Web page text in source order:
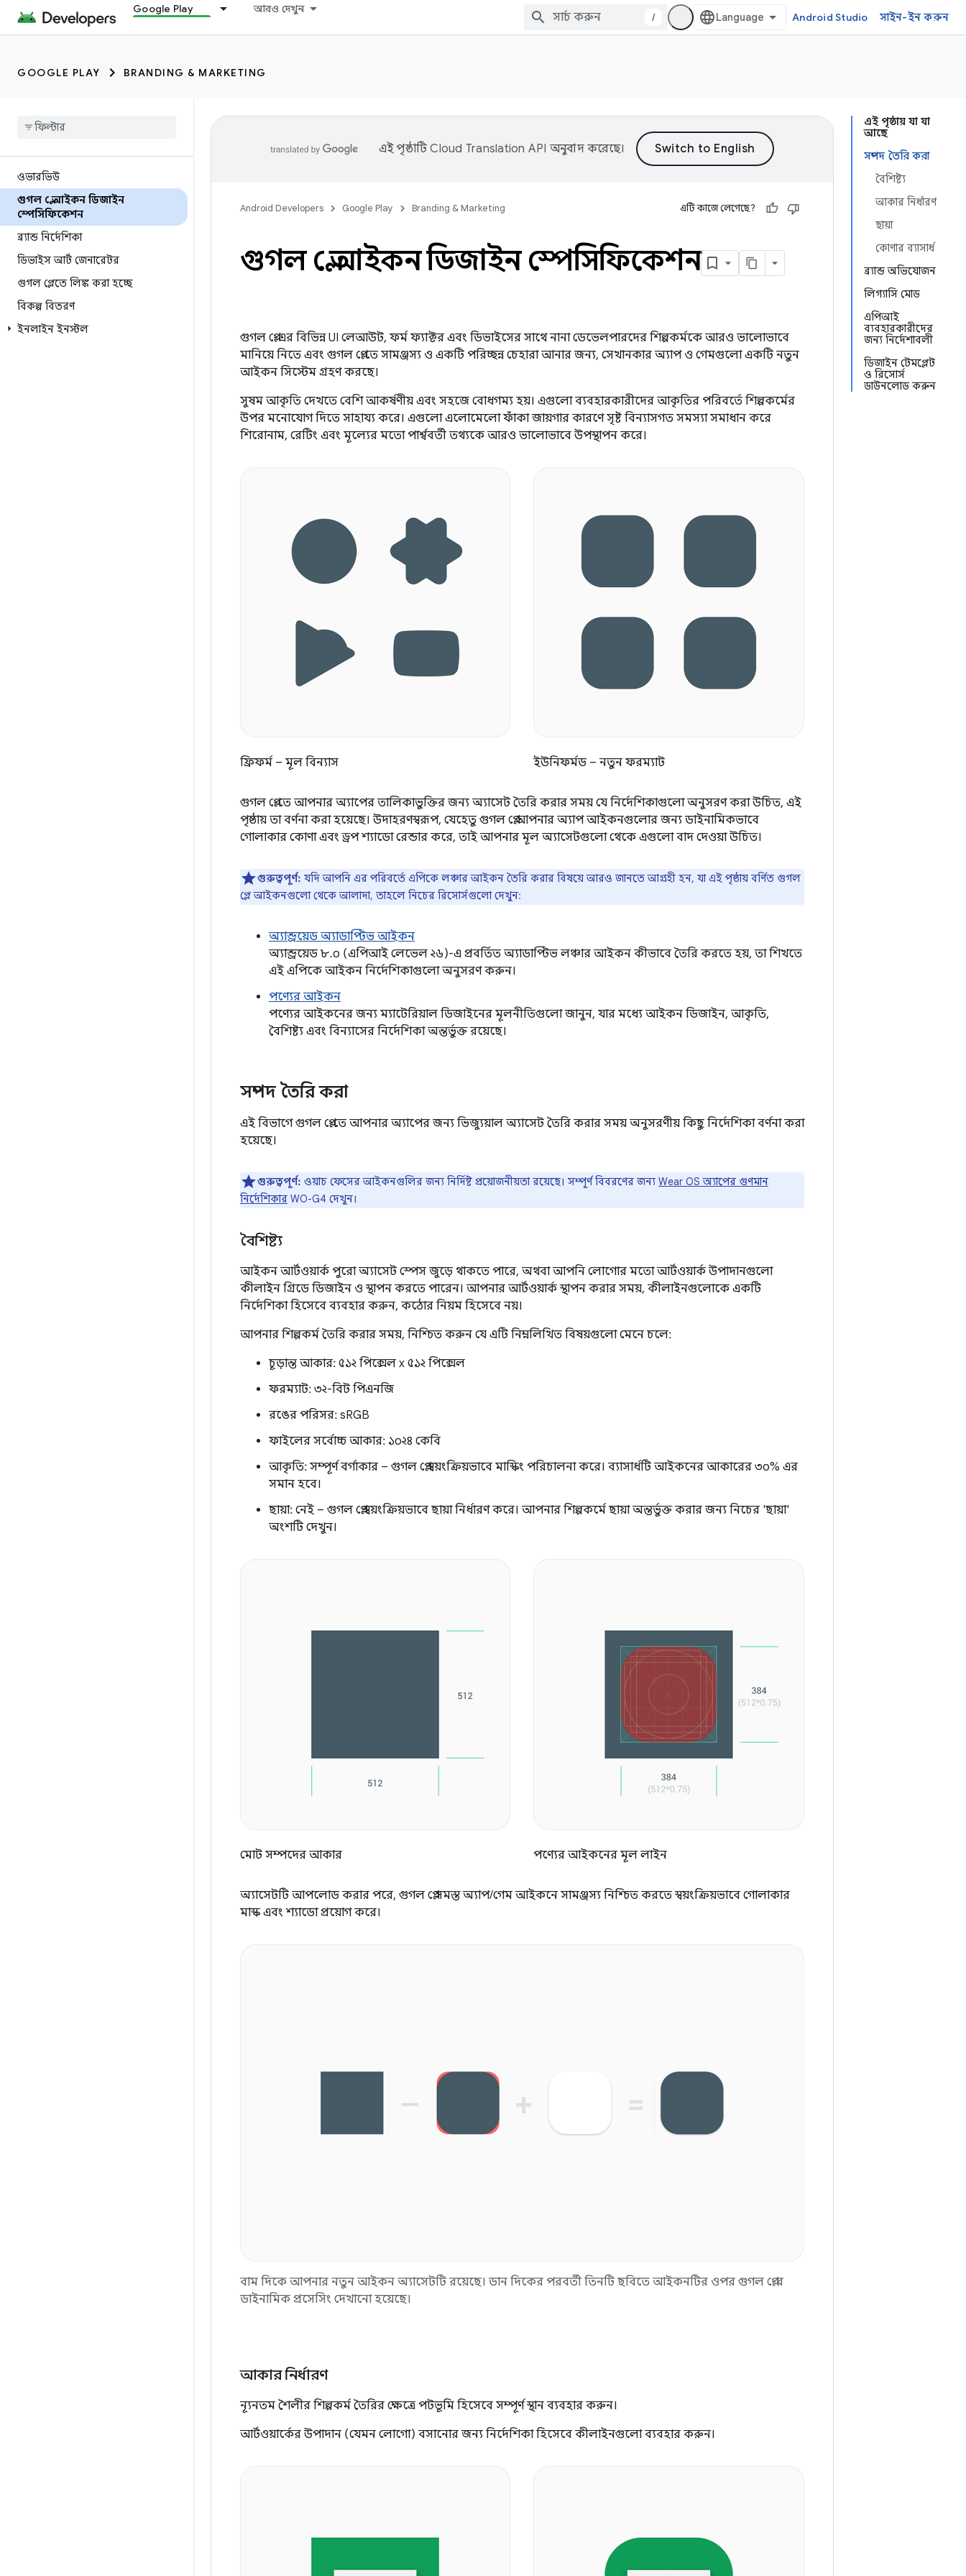
Google Play আরও দেখুন
/ Android Studio সাইন-ইন করুন
GOOGLE PLAY BRANDING & MARKETING
ওভারভিউ
গুগল প্লে আইকন ডিজাইন
স্পেসিফিকেশন
ব্র্যান্ড নির্দেশিকা
ডিভাইস আর্ট জেনারেটর
গুগল প্লেতে লিঙ্ক করা হচ্ছে
বিকল্প বিতরণ
ইনলাইন ইনস্টল
এই পৃষ্ঠায় যা যা
আছে
সম্পদ তৈরি করা
বৈশিষ্ট্য
আকার নির্ধারণ
ছায়া
কোণার ব্যাসার্ধ
ব্র্যান্ড অভিযোজন
লিগ্যাসি মোড
এপিআই
ব্যবহারকারীদের
জন্য নির্দেশাবলী
ডিজাইন টেমপ্লেট
ও ​​রিসোর্স
ডাউনলোড করুন
এই পৃষ্ঠাটিCloud Translation API অনুবাদ করেছে।
Android Developers Google Play Branding & Marketing এটি কাজে লেগেছে?
গুগল প্লে আইকন ডিজাইন স্পেসিফিকেশন
গুগল প্লে-এর বিভিন্ন UI লেআউট, ফর্ম ফ্যাক্টর এবং ডিভাইসের সাথে নানা ডেভেলপারদের শিল্পকর্মকে আরও ভালোভাবে
মানিয়ে নিতে এবং গুগল প্লে-তে সামঞ্জস্য ও একটি পরিচ্ছন্ন চেহারা আনার জন্য, সেখানকার অ্যাপ ও গেমগুলো একটি নতুন
আইকন সিস্টেম গ্রহণ করছে।
সুষম আকৃতি দেখতে বেশি আকর্ষণীয় এবং সহজে বোধগম্য হয়। এগুলো ব্যবহারকারীদের আকৃতির পরিবর্তে শিল্পকর্মের
উপর মনোযোগ দিতে সাহায্য করে। এগুলো এলোমেলো ফাঁকা জায়গার কারণে সৃষ্ট বিন্যাসগত সমস্যা সমাধান করে
শিরোনাম, রেটিং এবং মূল্যের মতো পার্শ্ববর্তী তথ্যকে আরও ভালোভাবে উপস্থাপন করে।
ফ্রিফর্ম – মূল বিন্যাস ইউনিফর্মড – নতুন ফরম্যাট
গুগল প্লে-তে আপনার অ্যাপের তালিকাভুক্তির জন্য অ্যাসেট তৈরি করার সময় যে নির্দেশিকাগুলো অনুসরণ করা উচিত, এই
পৃষ্ঠায় তা বর্ণনা করা হয়েছে। উদাহরণস্বরূপ, যেহেতু গুগল প্লে আপনার অ্যাপ আইকনগুলোর জন্য ডাইনামিকভাবে
গোলাকার কোণা এবং ড্রপ শ্যাডো রেন্ডার করে, তাই আপনার মূল অ্যাসেটগুলো থেকে এগুলো বাদ দেওয়া উচিত।
গুরুত্বপূর্ণ: যদি আপনি এর পরিবর্তে এপিকে লঞ্চার আইকন তৈরি করার বিষয়ে আরও জানতে আগ্রহী হন, যা এই পৃষ্ঠায় বর্ণিত গুগল
প্লে আইকনগুলো থেকে আলাদা, তাহলে নিচের রিসোর্সগুলো দেখুন:
অ্যান্ড্রয়েড অ্যাডাপ্টিভ আইকন
অ্যান্ড্রয়েড ৮.০ (এপিআই লেভেল ২৬)-এ প্রবর্তিত অ্যাডাপ্টিভ লঞ্চার আইকন কীভাবে তৈরি করতে হয়, তা শিখতে
এই এপিকে আইকন নির্দেশিকাগুলো অনুসরণ করুন।
পণ্যের আইকন
পণ্যের আইকনের জন্য ম্যাটেরিয়াল ডিজাইনের মূলনীতিগুলো জানুন, যার মধ্যে আইকন ডিজাইন, আকৃতি,
বৈশিষ্ট্য এবং বিন্যাসের নির্দেশিকা অন্তর্ভুক্ত রয়েছে।
সম্পদ তৈরি করা
এই বিভাগে গুগল প্লে-তে আপনার অ্যাপের জন্য ভিজ্যুয়াল অ্যাসেট তৈরি করার সময় অনুসরণীয় কিছু নির্দেশিকা বর্ণনা করা
হয়েছে।
গুরুত্বপূর্ণ: ওয়াচ ফেসের আইকনগুলির জন্য নির্দিষ্ট প্রয়োজনীয়তা রয়েছে। সম্পূর্ণ বিবরণের জন্য Wear OS অ্যাপের গুণমান
নির্দেশিকার WO-G4 দেখুন।
বৈশিষ্ট্য
আইকন আর্টওয়ার্ক পুরো অ্যাসেট স্পেস জুড়ে থাকতে পারে, অথবা আপনি লোগোর মতো আর্টওয়ার্ক উপাদানগুলো
কীলাইন গ্রিডে ডিজাইন ও স্থাপন করতে পারেন। আপনার আর্টওয়ার্ক স্থাপন করার সময়, কীলাইনগুলোকে একটি
নির্দেশিকা হিসেবে ব্যবহার করুন, কঠোর নিয়ম হিসেবে নয়।
আপনার শিল্পকর্ম তৈরি করার সময়, নিশ্চিত করুন যে এটি নিম্নলিখিত বিষয়গুলো মেনে চলে:
চূড়ান্ত আকার: ৫১২ পিক্সেল x ৫১২ পিক্সেল
ফরম্যাট: ৩২-বিট পিএনজি
রঙের পরিসর: sRGB
ফাইলের সর্বোচ্চ আকার: ১০২৪ কেবি
আকৃতি: সম্পূর্ণ বর্গাকার – গুগল প্লে স্বয়ংক্রিয়ভাবে মাস্কিং পরিচালনা করে। ব্যাসার্ধটি আইকনের আকারের ৩০% এর
সমান হবে।
ছায়া: নেই – গুগল প্লে স্বয়ংক্রিয়ভাবে ছায়া নির্ধারণ করে। আপনার শিল্পকর্মে ছায়া অন্তর্ভুক্ত করার জন্য নিচের 'ছায়া'
অংশটি দেখুন।
মোট সম্পদের আকার পণ্যের আইকনের মূল লাইন
অ্যাসেটটি আপলোড করার পরে, গুগল প্লে সমস্ত অ্যাপ/গেম আইকনে সামঞ্জস্য নিশ্চিত করতে স্বয়ংক্রিয়ভাবে গোলাকার
মাস্ক এবং শ্যাডো প্রয়োগ করে।
বাম দিকে আপনার নতুন আইকন অ্যাসেটটি রয়েছে। ডান দিকের পরবর্তী তিনটি ছবিতে আইকনটির ওপর গুগল প্লে-র
ডাইনামিক প্রসেসিং দেখানো হয়েছে।
আকার নির্ধারণ
ন্যূনতম শৈলীর শিল্পকর্ম তৈরির ক্ষেত্রে পটভূমি হিসেবে সম্পূর্ণ স্থান ব্যবহার করুন।
আর্টওয়ার্কের উপাদান (যেমন লোগো) বসানোর জন্য নির্দেশিকা হিসেবে কীলাইনগুলো ব্যবহার করুন।